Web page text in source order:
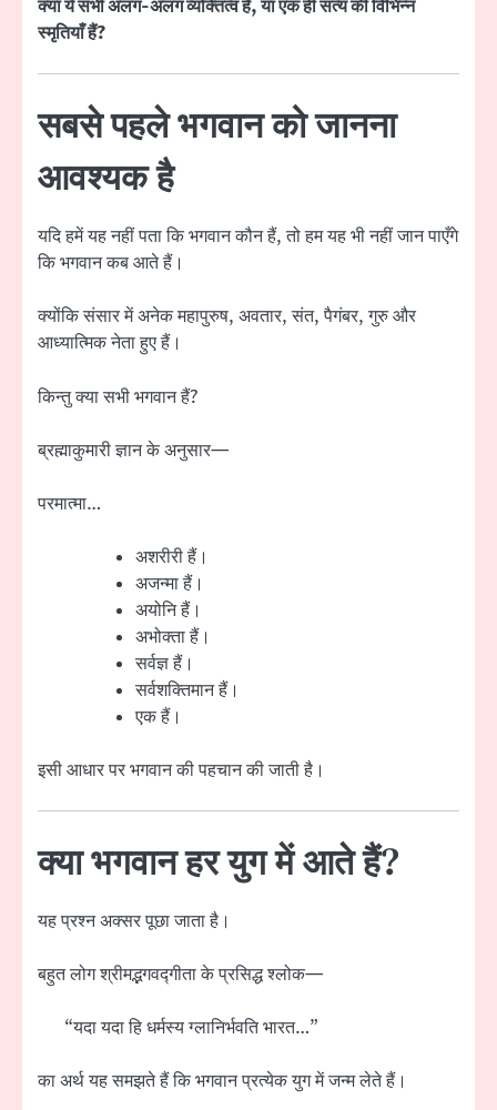
क्या ये सभी अलग-अलग व्यक्तित्व हैं, या एक ही सत्य की विभिन्न
स्मृतियाँ हैं?
सबसे पहले भगवान को जानना
आवश्यक है
यदि हमें यह नहीं पता कि भगवान कौन हैं, तो हम यह भी नहीं जान पाएँगे
कि भगवान कब आते हैं।
क्योंकि संसार में अनेक महापुरुष, अवतार, संत, पैगंबर, गुरु और
आध्यात्मिक नेता हुए हैं।
किन्तु क्या सभी भगवान हैं?
ब्रह्माकुमारी ज्ञान के अनुसार—
परमात्मा…
अशरीरी हैं।
अजन्मा हैं।
अयोनि हैं।
अभोक्ता हैं।
सर्वज्ञ हैं।
सर्वशक्तिमान हैं।
एक हैं।
इसी आधार पर भगवान की पहचान की जाती है।
क्या भगवान हर युग में आते हैं?
यह प्रश्न अक्सर पूछा जाता है।
बहुत लोग श्रीमद्भगवद्गीता के प्रसिद्ध श्लोक—
“यदा यदा हि धर्मस्य ग्लानिर्भवति भारत…”
का अर्थ यह समझते हैं कि भगवान प्रत्येक युग में जन्म लेते हैं।